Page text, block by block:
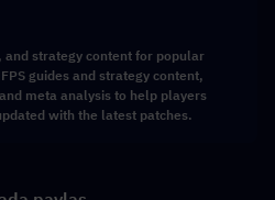
strategy content for popular
guides and strategy content,
meta analysis to help players
with the latest patches.